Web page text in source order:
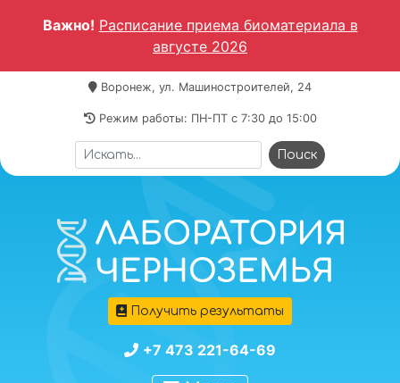
Важно! Расписание приема биоматериала в
августе 2026
Воронеж, ул. Машиностроителей, 24
Режим работы: ПН-ПТ c 7:30 до 15:00
Получить результаты
+7 473 221-64-69